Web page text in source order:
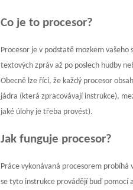
Co je to procesor?
Procesor je v podstatě mozkem
textových zpráv až po poslech hudby
Obecně lze říci, že každý procesor
jádra (která zpracovávají instrukce),
jaké úlohy je třeba provést).
Jak funguje procesor?
Práce vykonávaná procesorem
se tyto instrukce provádějí buď pomocí